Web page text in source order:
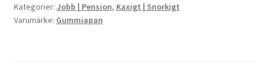
Du
kommer
Kategorier: Jobb | Pension, Kaxigt | Snorkigt
Varumärke: Gummiapan